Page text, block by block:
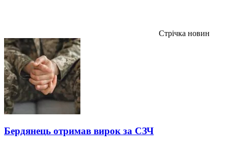
Стрічка новин
Бердянець отримав вирок за СЗЧ